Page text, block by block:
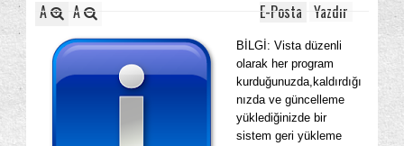
A A Yazdır
E-Posta
BİLGİ: Vista düzenli
olarak her program
kurduğunuzda,kaldırdığı
nızda ve güncelleme
yüklediğinizde bir
sistem geri yükleme